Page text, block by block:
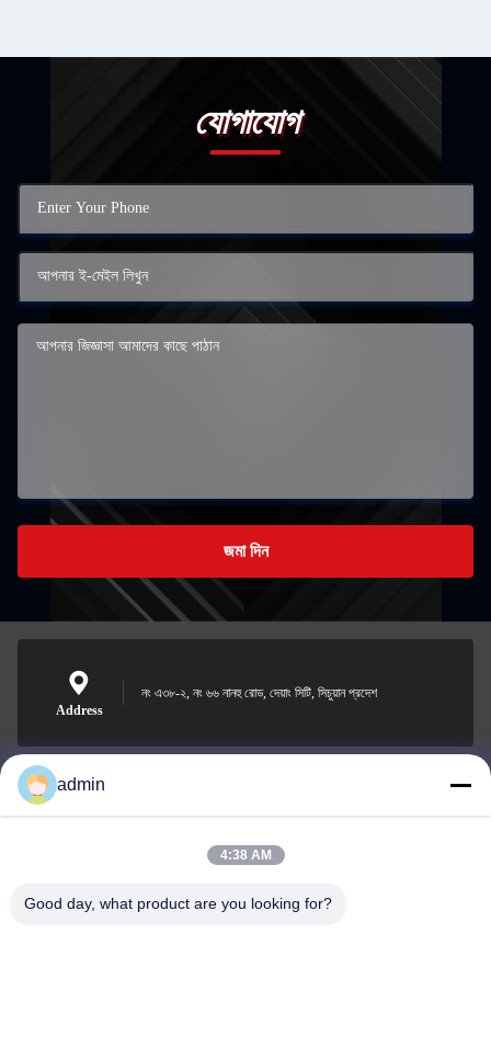
যোগাযোগ
জমা দিন
Address
নং এ৩৮-২, নং ৬৬ নানহু রোড, দেয়াং সিটি, সিচুয়ান প্রদেশ
Nero@enlaibio.com
admin
4:38 AM
Good day, what product are you looking for?